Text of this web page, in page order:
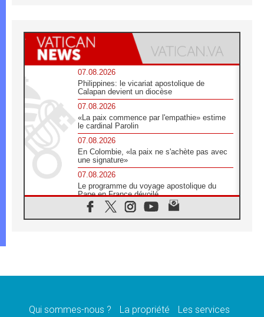
07.08.2026
Philippines: le vicariat apostolique de
Calapan devient un diocèse
07.08.2026
«La paix commence par l'empathie» estime
le cardinal Parolin
07.08.2026
En Colombie, «la paix ne s'achète pas avec
une signature»
07.08.2026
Le programme du voyage apostolique du
Pape en France dévoilé
07.08.2026
1ère Conférence continentale sur l'éducation
07.08.2026
07.08.2026
Qui sommes-nous ? La propriété Les services